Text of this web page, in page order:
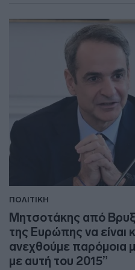
ΠΟΛΙΤΙΚΗ
Μητσοτάκης από
της Ευρώπης να είναι
ανεχθούμε παρόμοια
με αυτή του 2015”